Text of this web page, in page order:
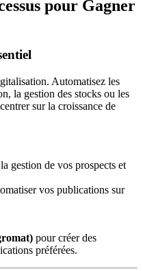
pour Gagner
Automatisez les
la gestion des stocks ou les
sur la croissance de
gestion de vos prospects et
vos publications sur
pour créer des
préférées.